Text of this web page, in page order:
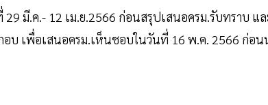
มี.ค.- 12 เม.ย.2566 ก่อนสรุปเสนอครม.รับทราบ แ
บ เพื่อเสนอครม.เห็นชอบในวันที่ 16 พ.ค. 2566 ก่อน